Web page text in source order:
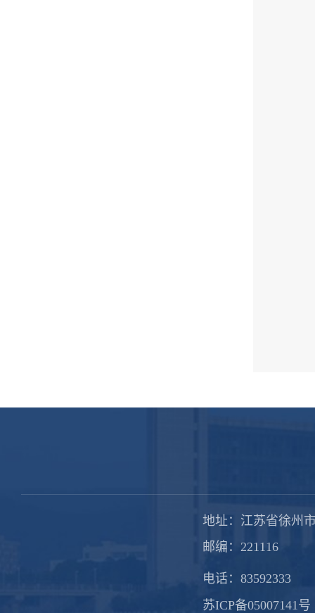
地址：江苏省徐州
邮编：221116
电话：83592333
苏ICP备05007141号